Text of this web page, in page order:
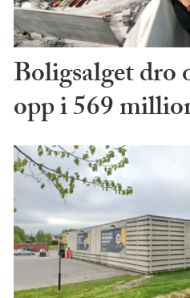
Boligsalget dro
opp i 569